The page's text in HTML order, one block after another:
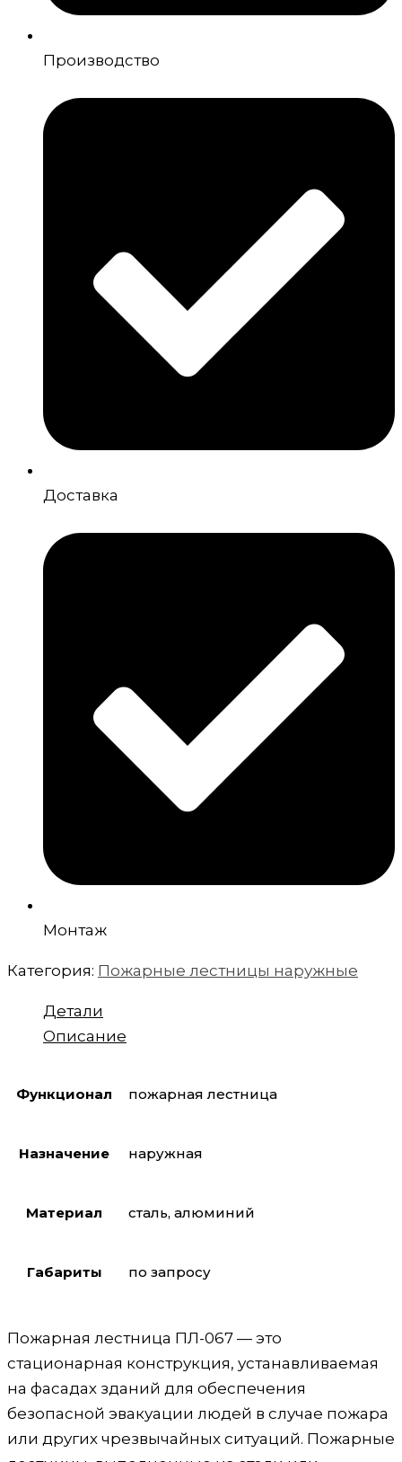
Производство
Доставка
Монтаж
Категория: Пожарные лестницы наружные
Детали
Описание
Функционал пожарная лестница
Назначение наружная
Материал сталь, алюминий
Габариты по запросу
Пожарная лестница ПЛ-067 — это
стационарная конструкция, устанавливаемая
на фасадах зданий для обеспечения
безопасной эвакуации людей в случае пожара
или других чрезвычайных ситуаций. Пожарные